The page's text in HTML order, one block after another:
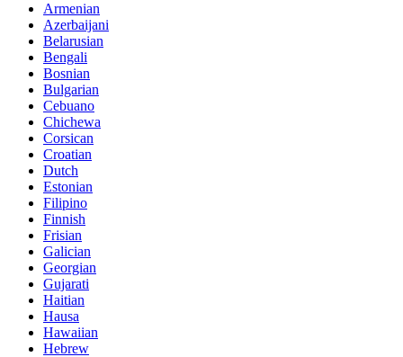
Armenian
Azerbaijani
Belarusian
Bengali
Bosnian
Bulgarian
Cebuano
Chichewa
Corsican
Croatian
Dutch
Estonian
Filipino
Finnish
Frisian
Galician
Georgian
Gujarati
Haitian
Hausa
Hawaiian
Hebrew